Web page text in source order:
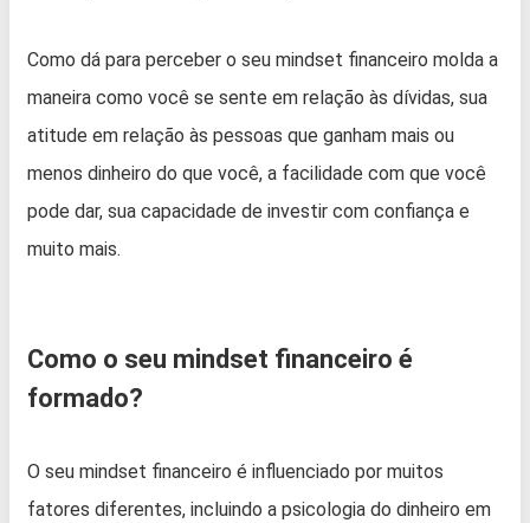
Como dá para perceber o seu mindset financeiro molda a
maneira como você se sente em relação às dívidas, sua
atitude em relação às pessoas que ganham mais ou
menos dinheiro do que você, a facilidade com que você
pode dar, sua capacidade de investir com confiança e
muito mais.
Como o seu mindset financeiro é
formado?
O seu mindset financeiro é influenciado por muitos
fatores diferentes, incluindo a psicologia do dinheiro em